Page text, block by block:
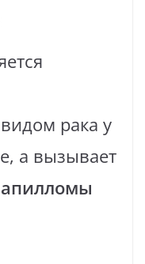
рака у
а вызывает